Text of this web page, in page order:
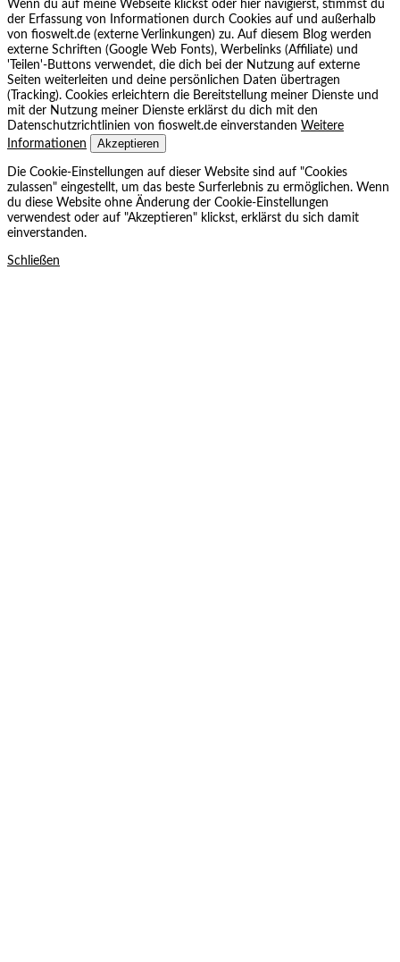
Wenn du auf meine Webseite klickst oder hier navigierst, stimmst du
der Erfassung von Informationen durch Cookies auf und außerhalb
von fioswelt.de (externe Verlinkungen) zu. Auf diesem Blog werden
externe Schriften (Google Web Fonts), Werbelinks (Affiliate) und
'Teilen'-Buttons verwendet, die dich bei der Nutzung auf externe
Seiten weiterleiten und deine persönlichen Daten übertragen
(Tracking). Cookies erleichtern die Bereitstellung meiner Dienste und
mit der Nutzung meiner Dienste erklärst du dich mit den
Datenschutzrichtlinien von fioswelt.de einverstanden Weitere
Informationen
Akzeptieren
Die Cookie-Einstellungen auf dieser Website sind auf "Cookies
zulassen" eingestellt, um das beste Surferlebnis zu ermöglichen. Wenn
du diese Website ohne Änderung der Cookie-Einstellungen
verwendest oder auf "Akzeptieren" klickst, erklärst du sich damit
einverstanden.
Schließen